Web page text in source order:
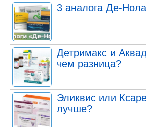
3 аналога Де-
Детримакс и
чем разница?
Эликвис или
лучше?